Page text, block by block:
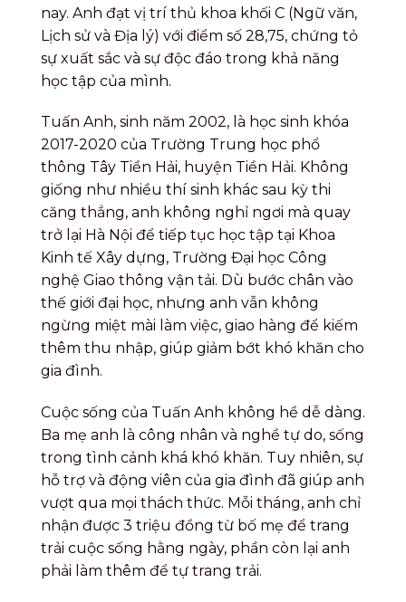
nay. Anh đạt vị trí thủ khoa khối C (Ngữ văn,
Lịch sử và Địa lý) với điểm số 28,75, chứng tỏ
sự xuất sắc và sự độc đáo trong khả năng
học tập của mình.
Tuấn Anh, sinh năm 2002, là học sinh khóa
2017-2020 của Trường Trung học phổ
thông Tây Tiền Hải, huyện Tiền Hải. Không
giống như nhiều thí sinh khác sau kỳ thi
căng thẳng, anh không nghỉ ngơi mà quay
trở lại Hà Nội để tiếp tục học tập tại Khoa
Kinh tế Xây dựng, Trường Đại học Công
nghệ Giao thông vận tải. Dù bước chân vào
thế giới đại học, nhưng anh vẫn không
ngừng miệt mài làm việc, giao hàng để kiếm
thêm thu nhập, giúp giảm bớt khó khăn cho
gia đình.
Cuộc sống của Tuấn Anh không hề dễ dàng.
Ba mẹ anh là công nhân và nghề tự do, sống
trong tình cảnh khá khó khăn. Tuy nhiên, sự
hỗ trợ và động viên của gia đình đã giúp anh
vượt qua mọi thách thức. Mỗi tháng, anh chỉ
nhận được 3 triệu đồng từ bố mẹ để trang
trải cuộc sống hằng ngày, phần còn lại anh
phải làm thêm để tự trang trải.